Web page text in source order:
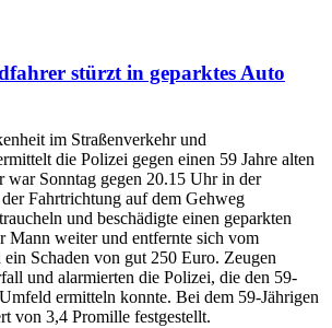
stürzt in geparktes Auto
im Straßenverkehr und
die Polizei gegen einen 59 Jahre alten
war Sonntag gegen 20.15 Uhr in der
Fahrtrichtung auf dem Gehweg
und beschädigte einen geparkten
Mann weiter und entfernte sich vom
Schaden von gut 250 Euro. Zeugen
und alarmierten die Polizei, die den 59-
ermitteln konnte. Bei dem 59-Jährigen
von 3,4 Promille festgestellt.